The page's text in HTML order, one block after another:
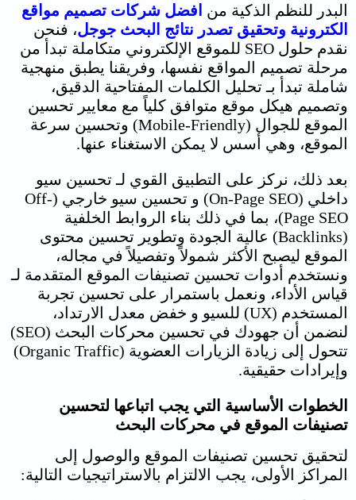
البدر للنظم الذكية من افضل شركات تصميم مواقع
الكترونية وتحقيق تصدر نتائج البحث جوجل، فنحن
نقدم حلول SEO للموقع الإلكتروني متكاملة تبدأ من
مرحلة تصميم المواقع نفسها، وفريقنا يطبق منهجية
شاملة تبدأ بـ تحليل الكلمات المفتاحية الدقيق،
وتصميم هيكل موقع متوافق كلياً مع معايير تحسين
الموقع للجوال (Mobile-Friendly) وتحسين سرعة
الموقع، وهي أسس لا يمكن الاستغناء عنها.
بعد ذلك، نركز على التطبيق القوي لـ تحسين سيو
داخلي (On-Page SEO) و تحسين سيو خارجي (Off-
Page SEO)، بما في ذلك بناء الروابط الخلفية
(Backlinks) عالية الجودة وتطوير تحسين محتوى
الموقع ليصبح الأكثر شمولاً وتفصيلاً في مجاله،
ونستخدم أدوات تحسين تصنيفات الموقع المتقدمة لـ
قياس الأداء، ونعمل باستمرار على تحسين تجربة
المستخدم (UX) للسيو و خفض معدل الارتداد،
لنضمن أن جهودك في تحسين محركات البحث (SEO)
تتحول إلى زيادة الزيارات العضوية (Organic Traffic)
وإيرادات حقيقية.
الخطوات الأساسية التي يجب اتباعها لتحسين
تصنيفات الموقع في محركات البحث
لتحقيق تحسين تصنيفات الموقع والوصول إلى
المراكز الأولى، يجب الالتزام بالاستراتيجيات التالية: